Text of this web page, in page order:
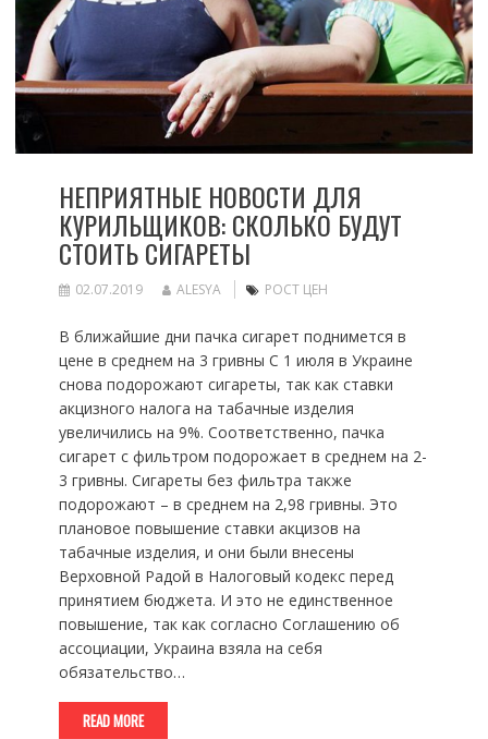
НЕПРИЯТНЫЕ НОВОСТИ ДЛЯ
КУРИЛЬЩИКОВ: СКОЛЬКО БУДУТ
СТОИТЬ СИГАРЕТЫ
02.07.2019 ALESYA РОСТ ЦЕН
В ближайшие дни пачка сигарет поднимется в
цене в среднем на 3 гривны С 1 июля в Украине
снова подорожают сигареты, так как ставки
акцизного налога на табачные изделия
увеличились на 9%. Соответственно, пачка
сигарет с фильтром подорожает в среднем на 2-
3 гривны. Сигареты без фильтра также
подорожают – в среднем на 2,98 гривны. Это
плановое повышение ставки акцизов на
табачные изделия, и они были внесены
Верховной Радой в Налоговый кодекс перед
принятием бюджета. И это не единственное
повышение, так как согласно Соглашению об
ассоциации, Украина взяла на себя
обязательство…
READ MORE